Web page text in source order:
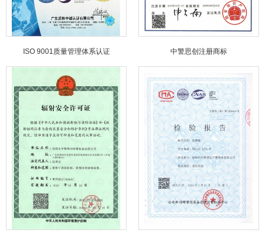
ISO 9001质量管理体系认证 中警思创注册商标